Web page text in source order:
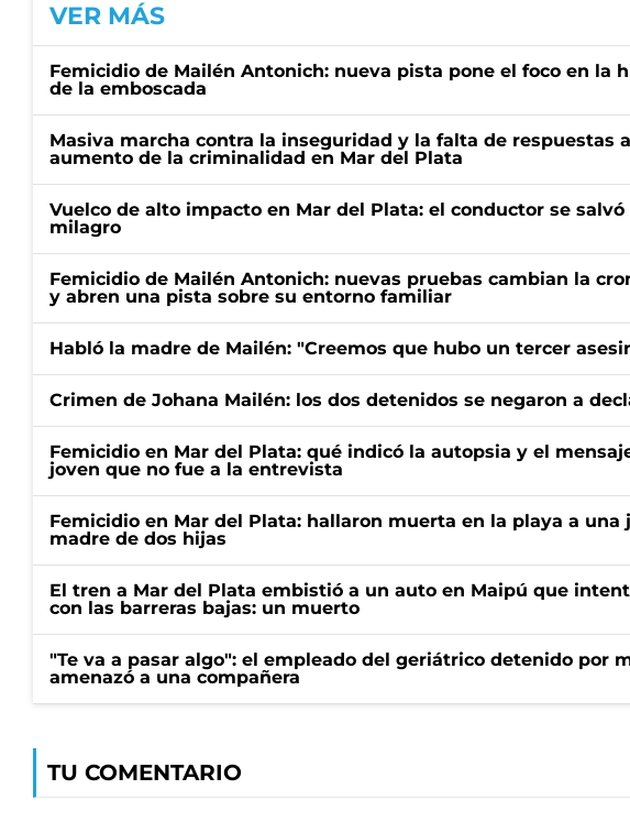
VER MÁS
Femicidio de Mailén Antonich: nueva pista pone el foco en la
de la emboscada
Masiva marcha contra la inseguridad y la falta de respuestas
aumento de la criminalidad en Mar del Plata
Vuelco de alto impacto en Mar del Plata: el conductor se salvó
milagro
Femicidio de Mailén Antonich: nuevas pruebas cambian la
y abren una pista sobre su entorno familiar
Habló la madre de Mailén: "Creemos que hubo un tercer
Crimen de Johana Mailén: los dos detenidos se negaron a
Femicidio en Mar del Plata: qué indicó la autopsia y el
joven que no fue a la entrevista
Femicidio en Mar del Plata: hallaron muerta en la playa a una
madre de dos hijas
El tren a Mar del Plata embistió a un auto en Maipú que
con las barreras bajas: un muerto
"Te va a pasar algo": el empleado del geriátrico detenido por
amenazó a una compañera
TU COMENTARIO